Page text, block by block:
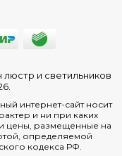
люстр и светильников
интернет-сайт носит
и ни при каких
цены, размещенные на
определяемой
кодекса РФ.